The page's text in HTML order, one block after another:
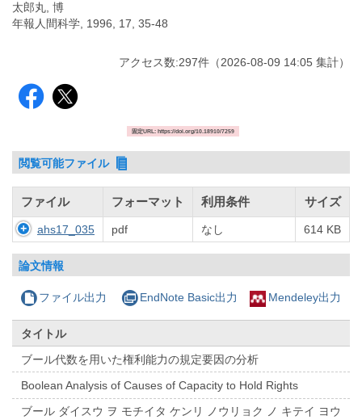
太郎丸, 博
年報人間科学, 1996, 17, 35-48
アクセス数:297件 （2026-08-09 14:05 集計）
固定URL: https://doi.org/10.18910/7259
閲覧可能ファイル
ファイル フォーマット 利用条件 サイズ
ahs17_035 pdf なし 614 KB
論文情報
ファイル出力 EndNote Basic出力 Mendeley出力
タイトル
ブール代数を用いた権利能力の規定要因の分析
Boolean Analysis of Causes of Capacity to Hold Rights
ブール ダイスウ ヲ モチイタ ケンリ ノウリョク ノ キテイ ヨウ